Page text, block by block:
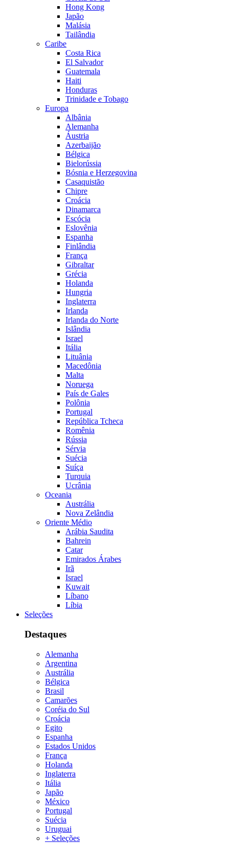
Hong Kong
Japão
Malásia
Tailândia
Caribe
Costa Rica
El Salvador
Guatemala
Haiti
Honduras
Trinidade e Tobago
Europa
Albânia
Alemanha
Áustria
Azerbaijão
Bélgica
Bielorússia
Bósnia e Herzegovina
Casaquistão
Chipre
Croácia
Dinamarca
Escócia
Eslovênia
Espanha
Finlândia
França
Gibraltar
Grécia
Holanda
Hungria
Inglaterra
Irlanda
Irlanda do Norte
Islândia
Israel
Itália
Lituânia
Macedônia
Malta
Noruega
País de Gales
Polônia
Portugal
República Tcheca
Romênia
Rússia
Sérvia
Suécia
Suíça
Turquia
Ucrânia
Oceania
Austrália
Nova Zelândia
Oriente Médio
Arábia Saudita
Bahrein
Catar
Emirados Árabes
Irã
Israel
Kuwait
Líbano
Líbia
Seleções
Destaques
Alemanha
Argentina
Austrália
Bélgica
Brasil
Camarões
Coréia do Sul
Croácia
Egito
Espanha
Estados Unidos
França
Holanda
Inglaterra
Itália
Japão
México
Portugal
Suécia
Uruguai
+ Seleções